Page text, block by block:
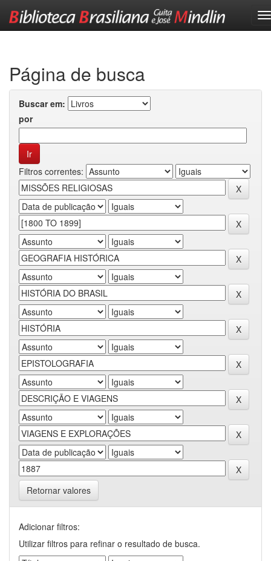
Página de busca
Buscar em:
por
Filtros correntes:
Retornar valores
Adicionar filtros:
Utilizar filtros para refinar o resultado de busca.